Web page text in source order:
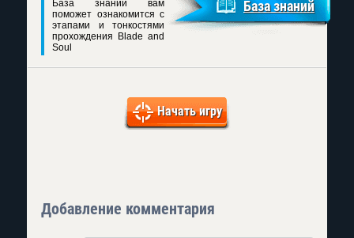
База знаний вам
поможет ознакомится с
этапами и тонкостями
прохождения Blade and
Soul
База знаний
Начать игру
Добавление комментария